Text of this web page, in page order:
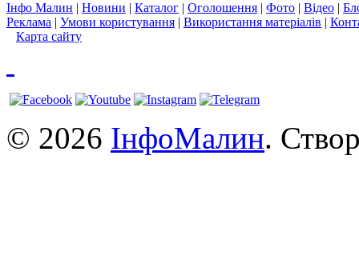
Інфо Малин | Новини | Каталог | Оголошення | Фото | Відео |
Реклама | Умови користування | Використання матеріалів |
Карта сайту
© 2026 ІнфоМалин.